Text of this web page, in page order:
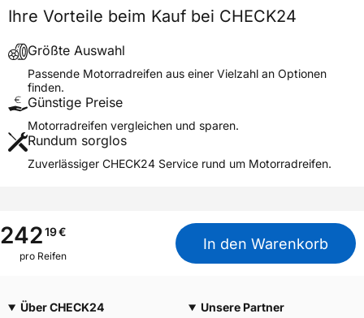
Fahrzeugtyp
Motorrad
Verwendung
Modellname
BATTLAX RS11 REAR G
Reifenposition
Motorradtyp
Super Sport
Weitere Eigenschaften
M+S
Nein
Motorrad Kennzeichnung
M/C
Allgemeine Produktsicherheit (GPSR)
Ihre Vorteile beim Kauf bei CHECK24
Größte Auswahl
Passende Motorradreifen aus einer Vielzahl an Optionen
finden.
Günstige Preise
Motorradreifen vergleichen und sparen.
Rundum sorglos
Zuverlässiger CHECK24 Service rund um Motorradreifen.
24219€
pro Reifen
In den Warenkorb
Über CHECK24
Unsere Partner